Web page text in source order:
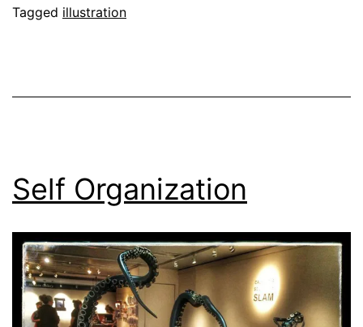
Tagged illustration
Self Organization